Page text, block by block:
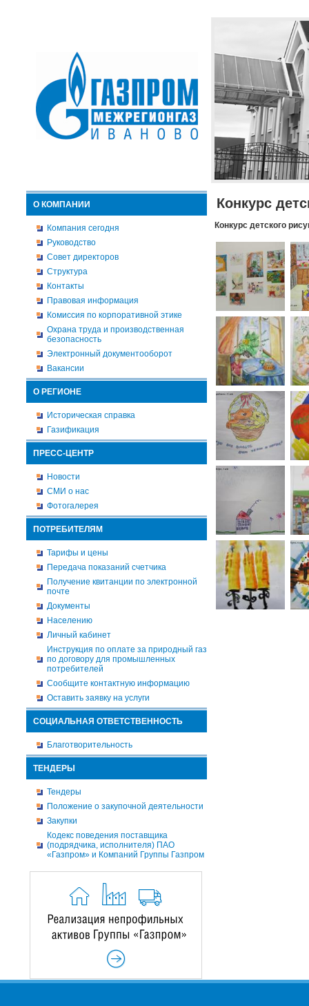
О КОМПАНИИ
Компания сегодня
Руководство
Совет директоров
Структура
Контакты
Правовая информация
Комиссия по корпоративной этике
Охрана труда и производственная
безопасность
Электронный документооборот
Вакансии
О РЕГИОНЕ
Историческая справка
Газификация
ПРЕСС-ЦЕНТР
Новости
СМИ о нас
Фотогалерея
ПОТРЕБИТЕЛЯМ
Тарифы и цены
Передача показаний счетчика
Получение квитанции по электронной
почте
Документы
Населению
Личный кабинет
Инструкция по оплате за природный газ
по договору для промышленных
потребителей
Сообщите контактную информацию
Оставить заявку на услуги
СОЦИАЛЬНАЯ ОТВЕТСТВЕННОСТЬ
Благотворительность
ТЕНДЕРЫ
Тендеры
Положение о закупочной деятельности
Закупки
Кодекс поведения поставщика
(подрядчика, исполнителя) ПАО
«Газпром» и Компаний Группы Газпром
Конкурс
Конкурс детского